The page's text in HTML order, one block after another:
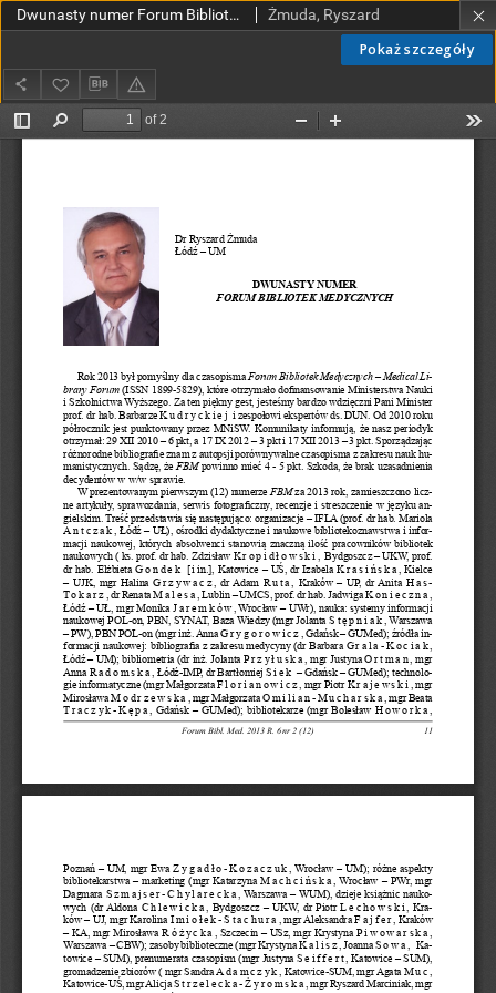
Pokaż szczegóły
Dwunasty numer Forum Bibliotek Medycznych Żmuda, Ryszard